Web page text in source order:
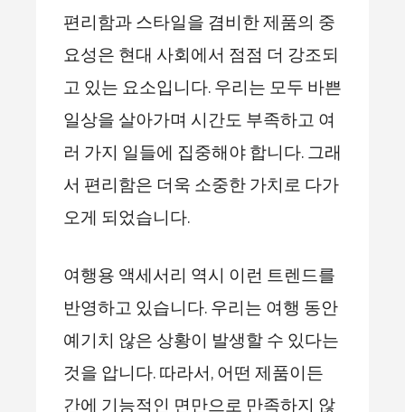
편리함과 스타일을 겸비한 제품의 중
요성은 현대 사회에서 점점 더 강조되
고 있는 요소입니다. 우리는 모두 바쁜
일상을 살아가며 시간도 부족하고 여
러 가지 일들에 집중해야 합니다. 그래
서 편리함은 더욱 소중한 가치로 다가
오게 되었습니다.
여행용 액세서리 역시 이런 트렌드를
반영하고 있습니다. 우리는 여행 동안
예기치 않은 상황이 발생할 수 있다는
것을 압니다. 따라서, 어떤 제품이든